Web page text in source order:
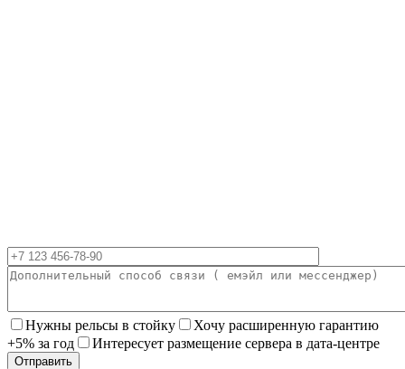
Нужны рельсы в стойку
Хочу расширенную гарантию
+5% за год
Интересует размещение сервера в дата-центре